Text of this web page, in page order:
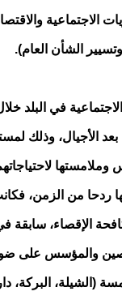
الاجتماعية
الشأن العام).
في البلد
الأجيال، وذلك
ردحا من الزمن،
الإقصاء، سابقة في
والمؤسس على
(الشيلة، البركة،